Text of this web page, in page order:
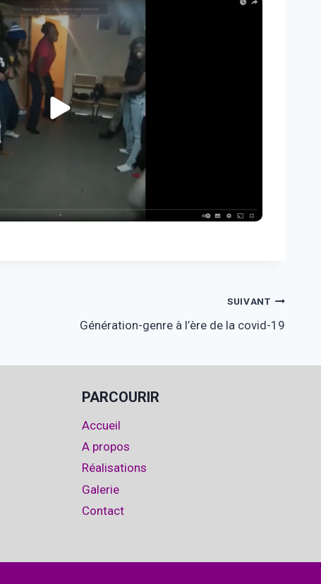
SUIVANT
Génération-genre à l’ère de la covid-19
PARCOURIR
Accueil
A propos
Réalisations
Galerie
Contact